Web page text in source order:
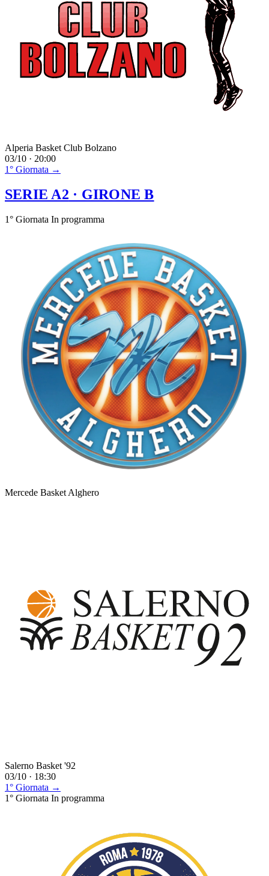
Alperia Basket Club Bolzano
03/10 · 20:00
1° Giornata →
SERIE A2 · GIRONE B
1° Giornata In programma
Mercede Basket Alghero
Salerno Basket '92
03/10 · 18:30
1° Giornata →
1° Giornata In programma